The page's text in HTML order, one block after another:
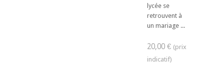
lycée se
retrouvent à
un mariage ...
20,00 €